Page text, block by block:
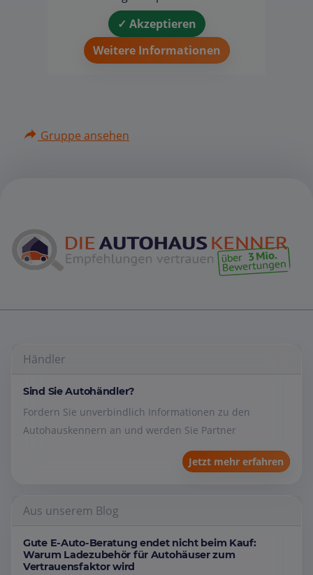
✓ Akzeptieren
Weitere Informationen
Gruppe ansehen
Händler
Sind Sie Autohändler?
Fordern Sie unverbindlich Informationen zu den
Autohauskennern an und werden Sie Partner
Jetzt mehr erfahren
Aus unserem Blog
Gute E-Auto-Beratung endet nicht beim Kauf:
Warum Ladezubehör für Autohäuser zum
Vertrauensfaktor wird